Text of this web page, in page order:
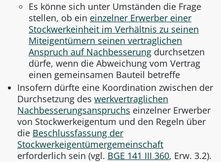
Es könne sich unter Umständen die Frage
stellen, ob ein einzelner Erwerber einer
Stockwerkeinheit im Verhältnis zu seinen
Miteigentümern seinen vertraglichen
Anspruch auf Nachbesserung durchsetzen
dürfe, wenn die Abweichung vom Vertrag
einen gemeinsamen Bauteil betreffe
Insofern dürfte eine Koordination zwischen der
Durchsetzung des werkvertraglichen
Nachbesserungsanspruchs einzelner Erwerber
von Stockwerkeigentum und den Regeln über
die Beschlussfassung der
Stockwerkeigentümergemeinschaft
erforderlich sein (vgl. BGE 141 III 360, Erw. 3.2).